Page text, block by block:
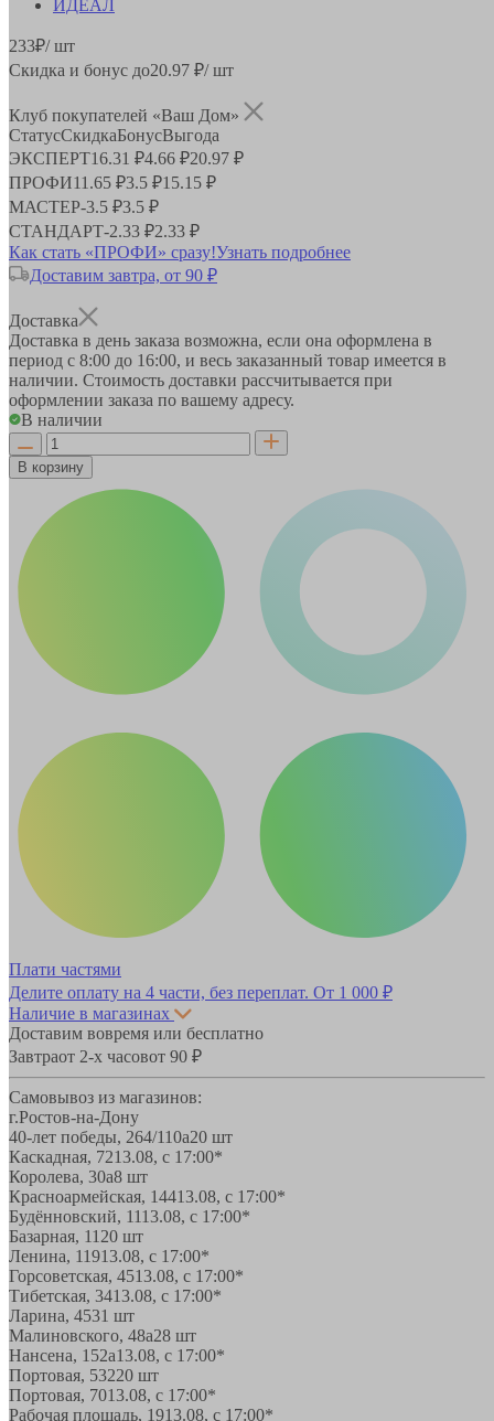
233₽/ шт
Скидка и бонус до20.97 ₽/ шт
Клуб покупателей «Ваш Дом»
СтатусСкидкаБонусВыгода
ЭКСПЕРТ16.31 ₽4.66 ₽20.97 ₽
ПРОФИ11.65 ₽3.5 ₽15.15 ₽
МАСТЕР-3.5 ₽3.5 ₽
СТАНДАРТ-2.33 ₽2.33 ₽
Как стать «ПРОФИ» сразу!Узнать подробнее
Доставим завтра, от 90 ₽
Доставка
Доставка в день заказа возможна, если она оформлена в
период с 8:00 до 16:00, и весь заказанный товар имеется в
наличии. Стоимость доставки рассчитывается при
оформлении заказа по вашему адресу.
В наличии
В корзину
Плати частями
Делите оплату на 4 части, без переплат. От 1 000 ₽
Наличие в магазинах
Доставим вовремя или бесплатно
Завтраот 2-х часовот 90 ₽
Самовывоз из магазинов:
г.Ростов-на-Дону
40-лет победы, 264/110а20 шт
Каскадная, 7213.08, с 17:00*
Королева, 30а8 шт
Красноармейская, 14413.08, с 17:00*
Будённовский, 1113.08, с 17:00*
Базарная, 11 20 шт
Ленина, 11913.08, с 17:00*
Горсоветская, 4513.08, с 17:00*
Тибетская, 3413.08, с 17:00*
Ларина, 4531 шт
Малиновского, 48а28 шт
Нансена, 152а13.08, с 17:00*
Портовая, 53220 шт
Портовая, 7013.08, с 17:00*
Рабочая площадь, 1913.08, с 17:00*